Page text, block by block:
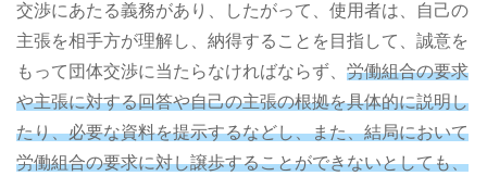
交渉にあたる義務があり、したがって、使用者は、自己の
主張を相手方が理解し、納得することを目指して、誠意を
もって団体交渉に当たらなければならず、 労働組合の要求
や主張に対する回答や自己の主張の根拠を具体的に説明し
たり、必要な資料を提示するなどし、また、結局において
労働組合の要求に対し譲歩することができないとしても、